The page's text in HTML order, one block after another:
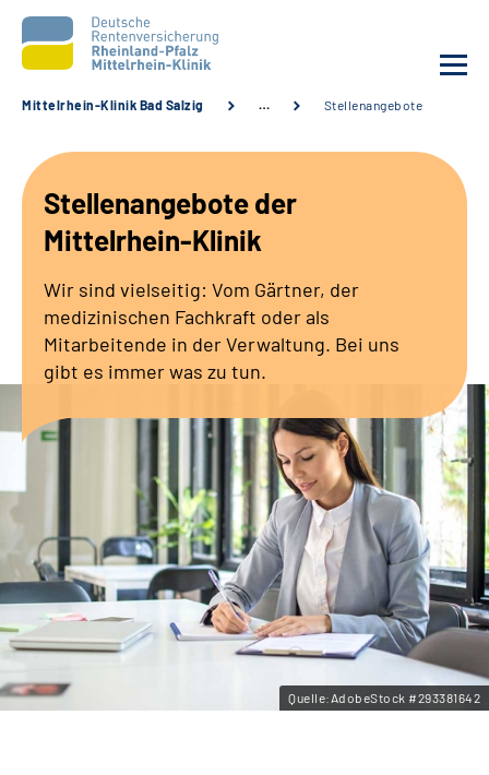
Unsere Angebote
Karriere
Zuweisende &
Leichte Sprache
Gebärdensprache
Mittelrhein-Klinik Bad Salzig … Stellenangebote
Stellenangebote der
Mittelrhein-Klinik
Wir sind vielseitig: Vom Gärtner, der
medizinischen Fachkraft oder als
Mitarbeitende in der Verwaltung. Bei uns
gibt es immer was zu tun.
Quelle:AdobeStock #293381642